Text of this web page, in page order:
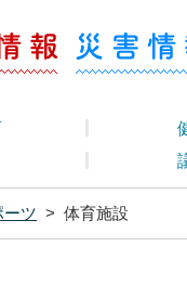
観光情報
ーツ > 体育施設